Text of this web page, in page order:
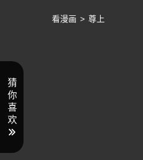
看漫画 > 尊上
猜
你
喜
欢